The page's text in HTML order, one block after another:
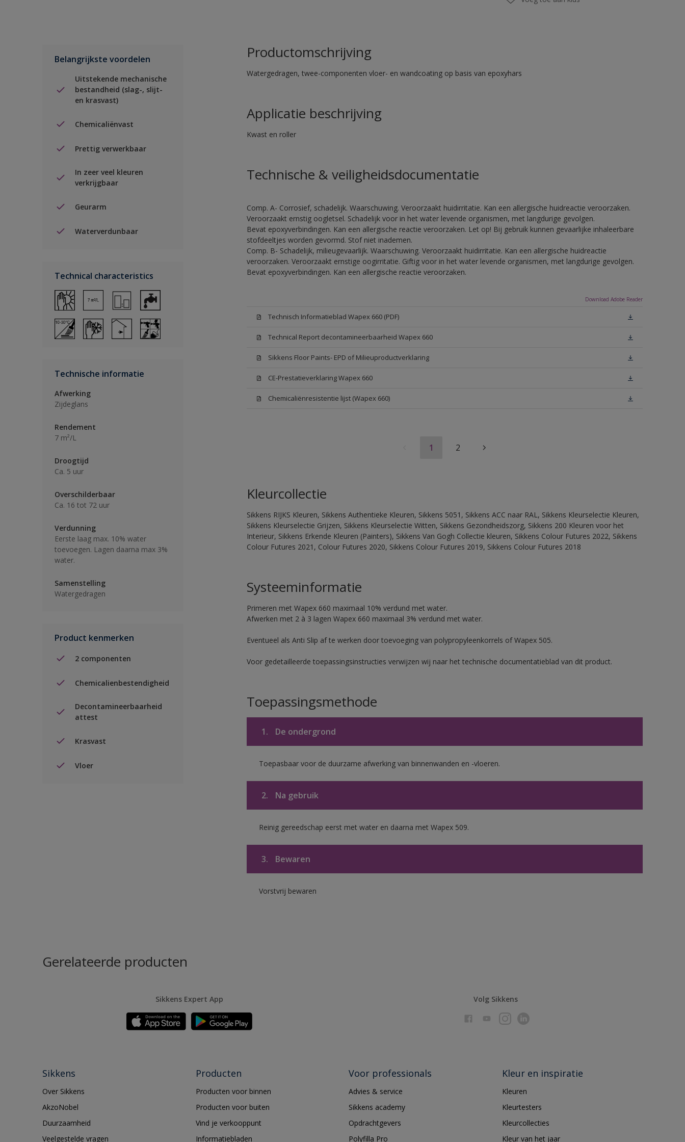
Belangrijkste voordelen
Uitstekende mechanische
bestandheid (slag-, slijt-
en krasvast)
Chemicaliënvast
Prettig verwerkbaar
In zeer veel kleuren
verkrijgbaar
Geurarm
Waterverdunbaar
Technical characteristics
Technische informatie
Afwerking
Zijdeglans
Rendement
7 m²/L
Droogtijd
Ca. 5 uur
Overschilderbaar
Ca. 16 tot 72 uur
Verdunning
Eerste laag max. 10% water
toevoegen. Lagen daarna max 3%
water.
Samenstelling
Watergedragen
Product kenmerken
2 componenten
Chemicalienbestendigheid
Decontamineerbaarheid
attest
Krasvast
Vloer
Productomschrijving
Watergedragen, twee-componenten vloer- en wandcoating op basis van epoxyhars
Applicatie beschrijving
Kwast en roller
Technische & veiligheidsdocumentatie
Comp. A- Corrosief, schadelijk. Waarschuwing. Veroorzaakt huidirritatie. Kan een allergische huidreactie veroorzaken.
Veroorzaakt ernstig oogletsel. Schadelijk voor in het water levende organismen, met langdurige gevolgen.
Bevat epoxyverbindingen. Kan een allergische reactie veroorzaken. Let op! Bij gebruik kunnen gevaarlijke inhaleerbare
stofdeeltjes worden gevormd. Stof niet inademen.
Comp. B- Schadelijk, milieugevaarlijk. Waarschuwing. Veroorzaakt huidirritatie. Kan een allergische huidreactie
veroorzaken. Veroorzaakt ernstige oogirritatie. Giftig voor in het water levende organismen, met langdurige gevolgen.
Bevat epoxyverbindingen. Kan een allergische reactie veroorzaken.
Download Adobe Reader
Technisch Informatieblad Wapex 660 (PDF)
Technical Report decontamineerbaarheid Wapex 660
Sikkens Floor Paints- EPD of Milieuproductverklaring
CE-Prestatieverklaring Wapex 660
Chemicaliënresistentie lijst (Wapex 660)
1 2
Kleurcollectie
Sikkens RIJKS Kleuren, Sikkens Authentieke Kleuren, Sikkens 5051, Sikkens ACC naar RAL, Sikkens Kleurselectie Kleuren,
Sikkens Kleurselectie Grijzen, Sikkens Kleurselectie Witten, Sikkens Gezondheidszorg, Sikkens 200 Kleuren voor het
Interieur, Sikkens Erkende Kleuren (Painters), Sikkens Van Gogh Collectie kleuren, Sikkens Colour Futures 2022, Sikkens
Colour Futures 2021, Colour Futures 2020, Sikkens Colour Futures 2019, Sikkens Colour Futures 2018
Systeeminformatie
Primeren met Wapex 660 maximaal 10% verdund met water.
Afwerken met 2 à 3 lagen Wapex 660 maximaal 3% verdund met water.
Eventueel als Anti Slip af te werken door toevoeging van polypropyleenkorrels of Wapex 505.
Voor gedetailleerde toepassingsinstructies verwijzen wij naar het technische documentatieblad van dit product.
Toepassingsmethode
1. De ondergrond
Toepasbaar voor de duurzame afwerking van binnenwanden en -vloeren.
2. Na gebruik
Reinig gereedschap eerst met water en daarna met Wapex 509.
3. Bewaren
Vorstvrij bewaren
Gerelateerde producten
Sikkens Expert App Volg Sikkens
Sikkens
Over Sikkens
AkzoNobel
Duurzaamheid
Veelgestelde vragen
Producten
Producten voor binnen
Producten voor buiten
Vind je verkooppunt
Informatiebladen
Voor professionals
Advies & service
Sikkens academy
Opdrachtgevers
Polyfilla Pro
Kleur en inspiratie
Kleuren
Kleurtesters
Kleurcollecties
Kleur van het jaar